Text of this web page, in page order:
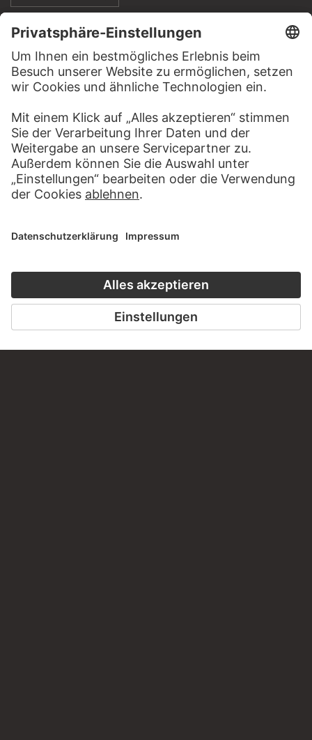
KONTAKT
Haben Sie Anregungen, Fragen oder Informationen zu
diesem Werk?
SCHREIBEN SIE UNS
staedelmuseum.de/go/ds/7095z
LETZTE AKTUALISIERUNG